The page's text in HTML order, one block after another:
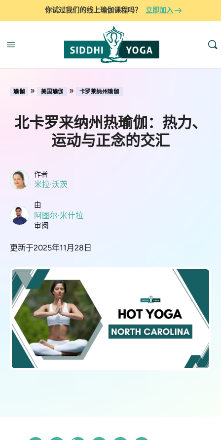
你试过我们的线上瑜伽课程吗？ 立即加入
瑜伽 » 美国瑜伽 » 卡罗莱纳州瑜伽
北卡罗来纳州热瑜伽：热力、
运动与正念的交汇
作者
米拉·沃茨
由
阿图尔·米什拉
审阅
更新于2025年11月28日